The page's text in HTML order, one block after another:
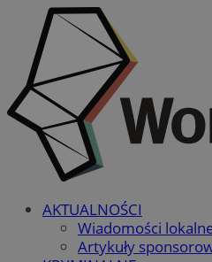
AKTUALNOŚCI
Wiadomości
Artykuły